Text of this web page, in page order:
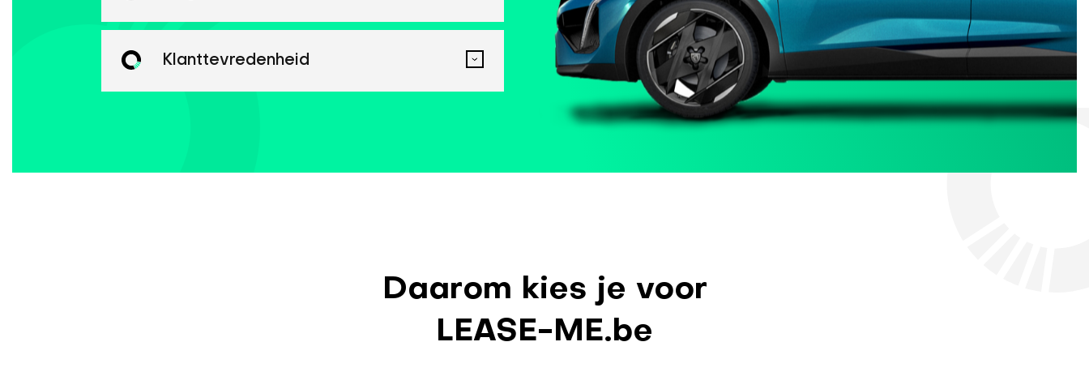
Klanttevredenheid
Daarom kies je voor
LEASE-ME.be